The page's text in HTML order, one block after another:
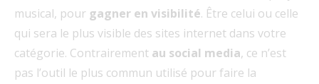
musical, pour gagner en visibilité. Être celui ou celle
qui sera le plus visible des sites internet dans votre
catégorie. Contrairement au social media, ce n’est
pas l’outil le plus commun utilisé pour faire la